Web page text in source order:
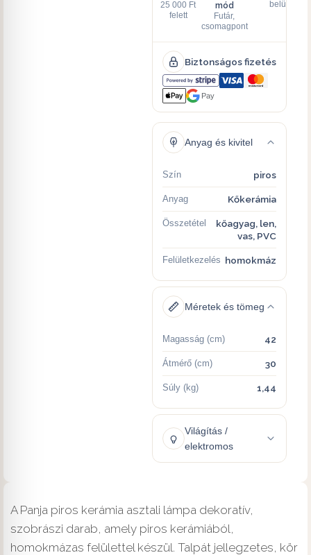
25 000 Ft
felett
mód
Futár,
csomagpont
belül
Biztonságos fizetés
Pay
Anyag és kivitel
Szín piros
Anyag Kőkerámia
Összetétel
kőagyag, len,
vas, PVC
Felületkezelés homokmáz
Méretek és tömeg
Magasság (cm) 42
Átmérő (cm) 30
Súly (kg) 1,44
Világítás /
elektromos
A Panja piros kerámia asztali lámpa dekoratív,
szobrászi darab, amely piros kerámiából,
homokmázas felülettel készül. Talpát jellegzetes, kör